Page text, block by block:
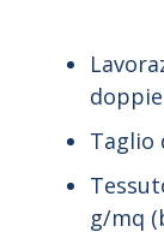
g/mq